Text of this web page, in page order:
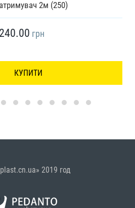
2м (250)
240.00 грн
КУПИТИ
2019 год